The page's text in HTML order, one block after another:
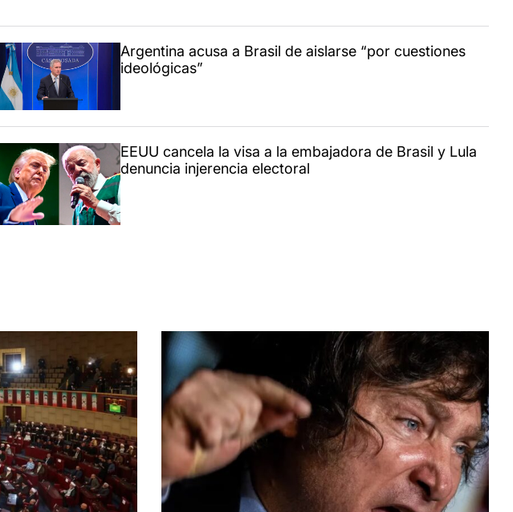
Argentina acusa a Brasil de aislarse “por cuestiones
ideológicas”
EEUU cancela la visa a la embajadora de Brasil y Lula
denuncia injerencia electoral